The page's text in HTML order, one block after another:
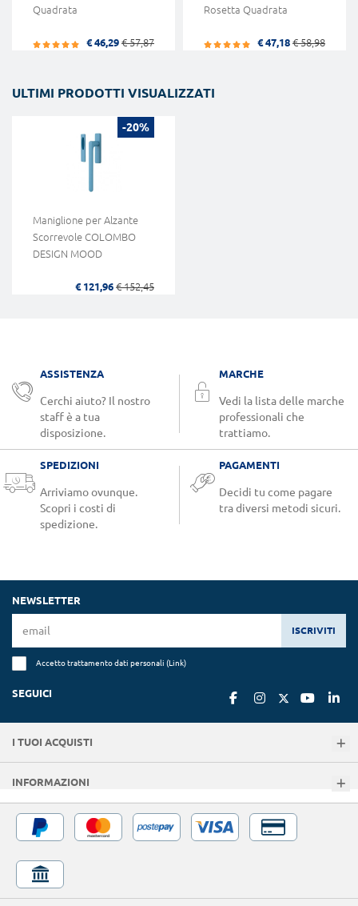
Quadrata
€ 46,29 € 57,87
Rosetta Quadrata
€ 47,18 € 58,98
ULTIMI PRODOTTI VISUALIZZATI
-20%
Maniglione per Alzante
Scorrevole COLOMBO
DESIGN MOOD
€ 121,96 € 152,45
ASSISTENZA
Cerchi aiuto? Il nostro
staff è a tua
disposizione.
MARCHE
Vedi la lista delle marche
professionali che
trattiamo.
SPEDIZIONI
Arriviamo ovunque.
Scopri i costi di
spedizione.
PAGAMENTI
Decidi tu come pagare
tra diversi metodi sicuri.
NEWSLETTER
ISCRIVITI
Accetto trattamento dati personali (Link)
SEGUICI
I TUOI ACQUISTI
INFORMAZIONI